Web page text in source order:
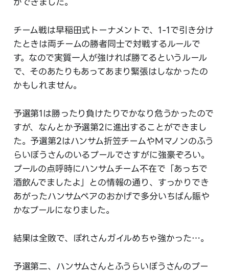
ができました。
チーム戦は早稲田式トーナメントで、1-1で引き分け
たときは両チームの勝者同士で対戦するルールで
す。なので実質一人が強ければ勝てるというルール
で、そのあたりもあってあまり緊張はしなかったの
かもしれません。
予選第1は勝ったり負けたりでかなり危うかったので
すが、なんとか予選第2に進出することができまし
た。予選第2はハンサム折笠チームやMマノンのふう
らいぼうさんのいるプールでさすがに強豪ぞろい。
プールの点呼時にハンサムチーム不在で「あっちで
酒飲んでましたよ」との情報の通り、すっかりでき
あがったハンサムペアのおかげで多分いちばん賑や
かなプールになりました。
結果は全敗で、ぽれさんガイルめちゃ強かった…。
予選第二、ハンサムさんとふうらいぼうさんのプー